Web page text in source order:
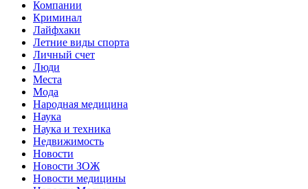
Компании
Криминал
Лайфхаки
Летние виды спорта
Личный счет
Люди
Места
Мода
Народная медицина
Наука
Наука и техника
Недвижимость
Новости
Новости ЗОЖ
Новости медицины